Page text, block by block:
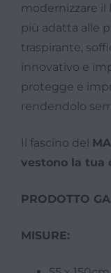
modernizzare il
più adatta alle
traspirante,
innovativo e
protegge e
rendendolo
Il fascino del
vestono la tua
PRODOTTO
MISURE: